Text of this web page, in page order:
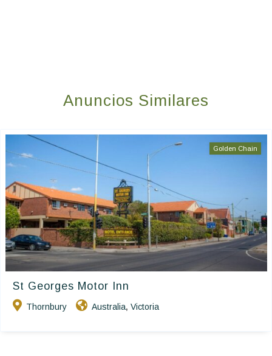
Anuncios Similares
Golden Chain
St Georges Motor Inn
Thornbury Australia, Victoria